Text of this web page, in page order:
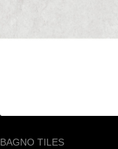
BAGNO TILES